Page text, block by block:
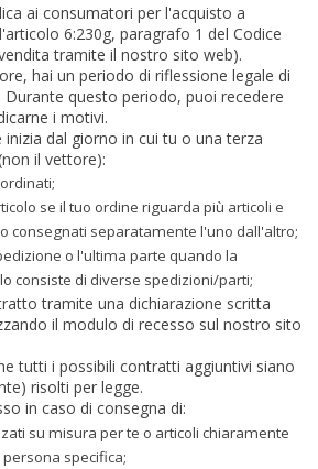
ai consumatori per l'acquisto a
6:230g, paragrafo 1 del Codice
tramite il nostro sito web).
hai un periodo di riflessione legale di
Durante questo periodo, puoi recedere
i motivi.
dal giorno in cui tu o una terza
il vettore):
se il tuo ordine riguarda più articoli e
consegnati separatamente l'uno dall'altro;
o l'ultima parte quando la
consiste di diverse spedizioni/parti;
tramite una dichiarazione scritta
il modulo di recesso sul nostro sito
tutti i possibili contratti aggiuntivi siano
risolti per legge.
in caso di consegna di:
su misura per te o articoli chiaramente
specifica;